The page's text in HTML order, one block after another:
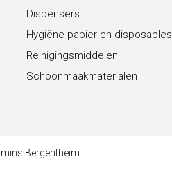
Dispensers
Hygiëne papier en disposables
Reinigingsmiddelen
Schoonmaakmaterialen
Bergentheim